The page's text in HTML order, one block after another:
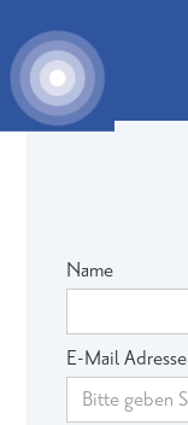
Name
E-Mail Adresse